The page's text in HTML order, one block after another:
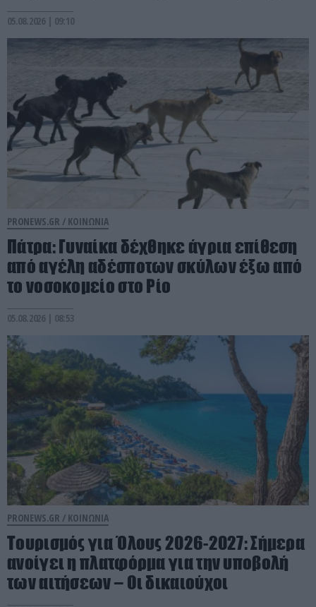
05.08.2026 | 09:10
PRONEWS.GR / ΚΟΙΝΩΝΙΑ
Πάτρα: Γυναίκα δέχθηκε άγρια επίθεση
από αγέλη αδέσποτων σκύλων έξω από
το νοσοκομείο στο Ρίο
05.08.2026 | 08:53
PRONEWS.GR / ΚΟΙΝΩΝΙΑ
Τουρισμός για Όλους 2026-2027: Σήμερα
ανοίγει η πλατφόρμα για την υποβολή
των αιτήσεων – Οι δικαιούχοι